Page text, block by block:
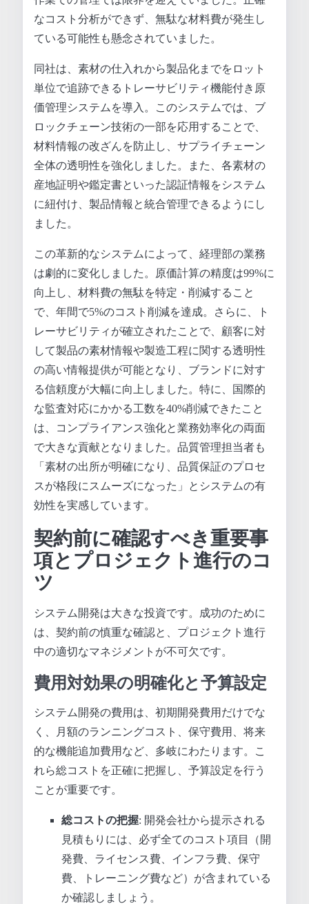
なコスト分析ができず、無駄な材料費が発生し
ている可能性も懸念されていました。
同社は、素材の仕入れから製品化までをロット
単位で追跡できるトレーサビリティ機能付き原
価管理システムを導入。このシステムでは、ブ
ロックチェーン技術の一部を応用することで、
材料情報の改ざんを防止し、サプライチェーン
全体の透明性を強化しました。また、各素材の
産地証明や鑑定書といった認証情報をシステム
に紐付け、製品情報と統合管理できるようにし
ました。
この革新的なシステムによって、経理部の業務
は劇的に変化しました。原価計算の精度は99%に
向上し、材料費の無駄を特定・削減すること
で、年間で5%のコスト削減を達成。さらに、ト
レーサビリティが確立されたことで、顧客に対
して製品の素材情報や製造工程に関する透明性
の高い情報提供が可能となり、ブランドに対す
る信頼度が大幅に向上しました。特に、国際的
な監査対応にかかる工数を40%削減できたこと
は、コンプライアンス強化と業務効率化の両面
で大きな貢献となりました。品質管理担当者も
「素材の出所が明確になり、品質保証のプロセ
スが格段にスムーズになった」とシステムの有
効性を実感しています。
契約前に確認すべき重要事
項とプロジェクト進行のコ
ツ
システム開発は大きな投資です。成功のために
は、契約前の慎重な確認と、プロジェクト進行
中の適切なマネジメントが不可欠です。
費用対効果の明確化と予算設定
システム開発の費用は、初期開発費用だけでな
く、月額のランニングコスト、保守費用、将来
的な機能追加費用など、多岐にわたります。こ
れら総コストを正確に把握し、予算設定を行う
ことが重要です。
総コストの把握: 開発会社から提示される
見積もりには、必ず全てのコスト項目（開
発費、ライセンス費、インフラ費、保守
費、トレーニング費など）が含まれている
か確認しましょう。